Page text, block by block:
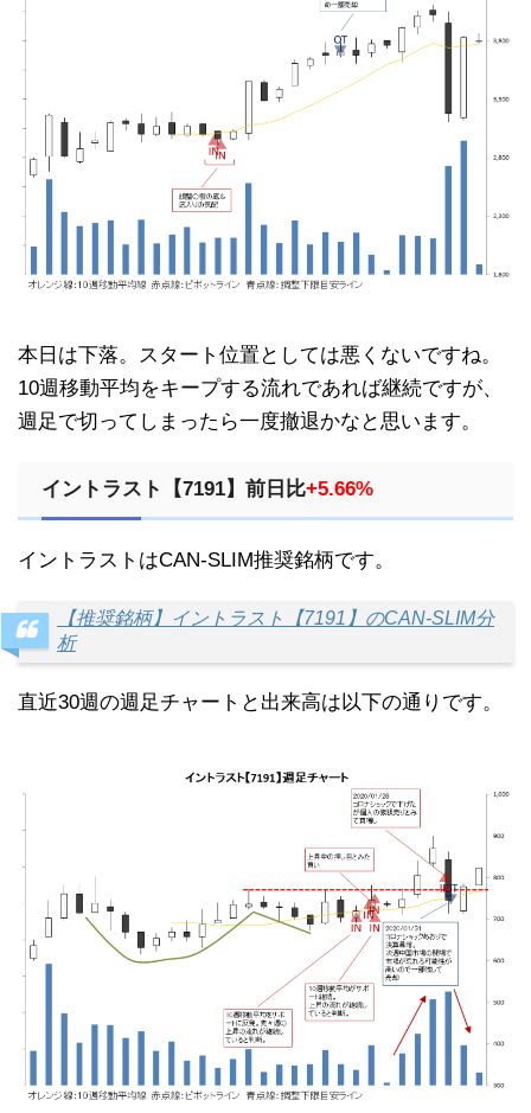
本日は下落。スタート位置としては悪くないですね。
10週移動平均をキープする流れであれば継続ですが、
週足で切ってしまったら一度撤退かなと思います。
イントラスト【7191】前日比+5.66%
イントラストはCAN-SLIM推奨銘柄です。
【推奨銘柄】イントラスト【7191】のCAN-SLIM分
析
直近30週の週足チャートと出来高は以下の通りです。